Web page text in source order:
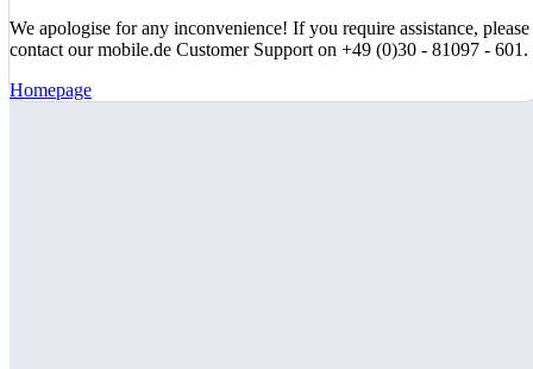
We apologise for any inconvenience! If you require assistance, please
contact our mobile.de Customer Support on +49 (0)30 - 81097 - 601.
Homepage